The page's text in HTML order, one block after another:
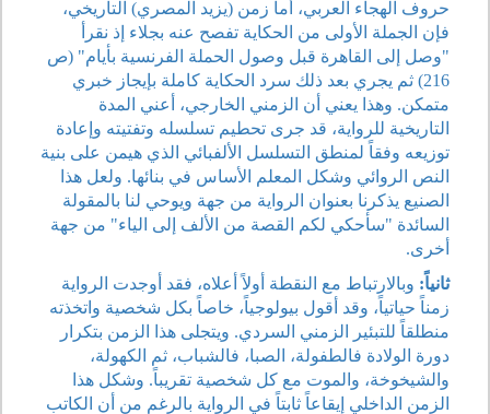
حروف الهجاء العربي، أما زمن (يزيد المصري) التاريخي،
فإن الجملة الأولى من الحكاية تفصح عنه بجلاء إذ نقرأ
"وصل إلى القاهرة قبل وصول الحملة الفرنسية بأيام" (ص
216) ثم يجري بعد ذلك سرد الحكاية كاملة بإيجاز خبري
متمكن. وهذا يعني أن الزمني الخارجي، أعني المدة
التاريخية للرواية، قد جرى تحطيم تسلسله وتفتيته وإعادة
توزيعه وفقاً لمنطق التسلسل الألفبائي الذي هيمن على بنية
النص الروائي وشكل المعلم الأساس في بنائها. ولعل هذا
الصنيع يذكرنا بعنوان الرواية من جهة ويوحي لنا بالمقولة
السائدة "سأحكي لكم القصة من الألف إلى الياء" من جهة
أخرى.
ثانياً: وبالارتباط مع النقطة أولاً أعلاه، فقد أوجدت الرواية
زمناً حياتياً، وقد أقول بيولوجياً، خاصاً بكل شخصية واتخذته
منطلقاً للتبئير الزمني السردي. ويتجلى هذا الزمن بتكرار
دورة الولادة فالطفولة، الصبا، فالشباب، ثم الكهولة،
والشيخوخة، والموت مع كل شخصية تقريباً. وشكل هذا
الزمن الداخلي إيقاعاً ثابتاً في الرواية بالرغم من أن الكاتب